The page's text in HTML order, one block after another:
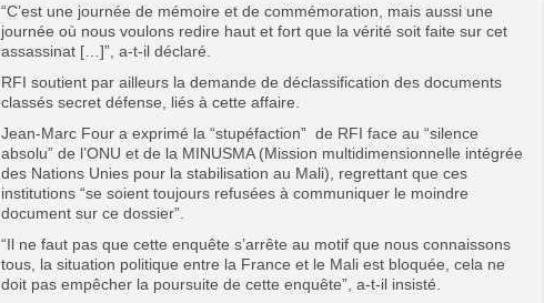
“C’est une journée de mémoire et de commémoration, mais aussi une
journée où nous voulons redire haut et fort que la vérité soit faite sur cet
assassinat […]”, a-t-il déclaré.
RFI soutient par ailleurs la demande de déclassification des documents
classés secret défense, liés à cette affaire.
Jean-Marc Four a exprimé la “stupéfaction” de RFI face au “silence
absolu” de l’ONU et de la MINUSMA (Mission multidimensionnelle intégrée
des Nations Unies pour la stabilisation au Mali), regrettant que ces
institutions “se soient toujours refusées à communiquer le moindre
document sur ce dossier”.
“Il ne faut pas que cette enquête s’arrête au motif que nous connaissons
tous, la situation politique entre la France et le Mali est bloquée, cela ne
doit pas empêcher la poursuite de cette enquête”, a-t-il insisté.